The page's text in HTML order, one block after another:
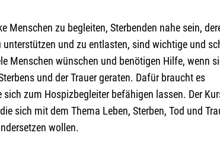
Menschen zu begleiten, Sterbenden nahe sein,
unterstützen und zu entlasten, sind wichtige und
Menschen wünschen und benötigen Hilfe, wenn
und der Trauer geraten. Dafür braucht es
sich zum Hospizbegleiter befähigen lassen. Der
sich mit dem Thema Leben, Sterben, Tod und
wollen.